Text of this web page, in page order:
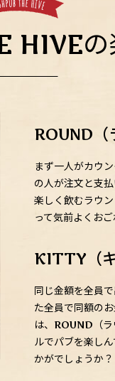
HIVEの
ROUND（
まず一人がカウ
の人が注文と支
楽しく飲むラウ
って気前よくお
KITTY（キ
同じ金額を全員
た全員で同額の
は、ROUND（
ルでパブを楽し
かがでしょうか？